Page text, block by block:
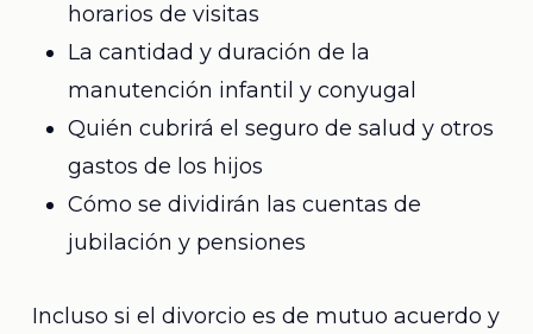
horarios de visitas
La cantidad y duración de la
manutención infantil y conyugal
Quién cubrirá el seguro de salud y otros
gastos de los hijos
Cómo se dividirán las cuentas de
jubilación y pensiones
Incluso si el divorcio es de mutuo acuerdo y